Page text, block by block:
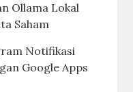
Ollama Lokal
Saham
Notifikasi
Google Apps